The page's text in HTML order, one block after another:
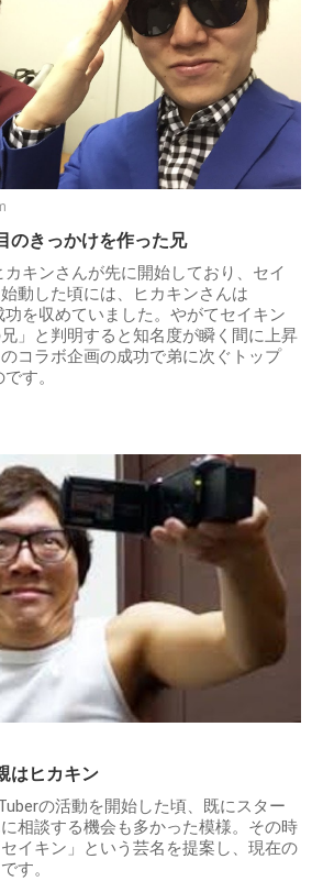
のきっかけを作った兄
キンさんが先に開始しており、セイ
動した頃には、ヒカキンさんは
を収めていました。やがてセイキン
」と判明すると知名度が瞬く間に上昇
コラボ企画の成功で弟に次ぐトップ
す。
はヒカキン
の活動を開始した頃、既にスター
相談する機会も多かった模様。その時
イキン」という芸名を提案し、現在の
す。